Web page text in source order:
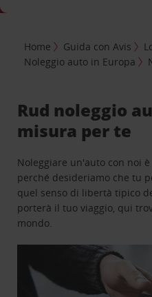
Home Guida con Avis
Noleggio auto in Europa
Rud noleggio
misura per te
Noleggiare un'auto con noi
perché desideriamo che tu
quel senso di libertà tipico
porterà il tuo viaggio, qui
mondo.